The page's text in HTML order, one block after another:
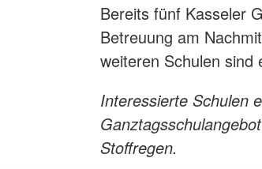
Bereits fünf Kasseler
Betreuung am
weiteren Schulen sind
Interessierte Schulen
Stoffregen.